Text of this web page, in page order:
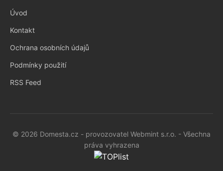
Úvod
Kontakt
Ochrana osobních údajů
Podmínky použití
RSS Feed
© 2026 Domesta.cz - provozovatel Webmint s.r.o. - Všechna
práva vyhrazena